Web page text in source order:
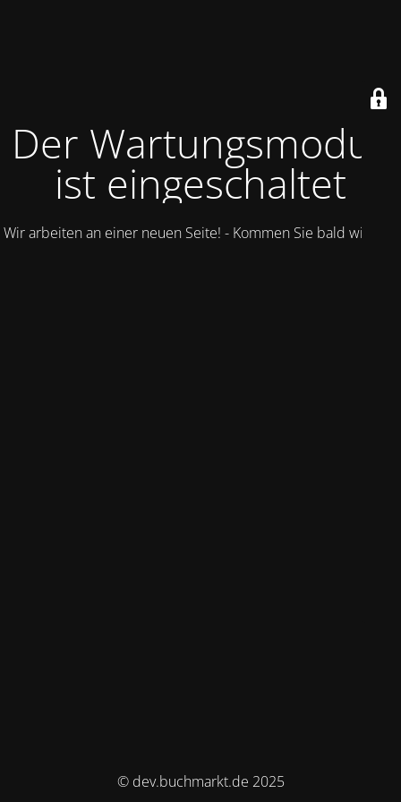
Der Wartungsmodus
ist eingeschaltet
Wir arbeiten an einer neuen Seite! - Kommen Sie bald wieder.
© dev.buchmarkt.de 2025